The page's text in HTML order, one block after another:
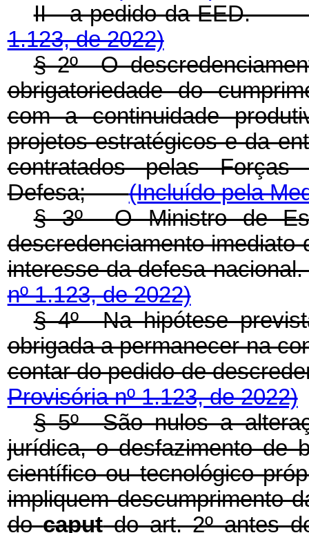
II - a pedido da
1.123, de 2022)
§ 2º O
obrigatoriedade do
com a continuidade
projetos estratégicos e da
contratados pelas
Defesa;(Incluído pela
§ 3ºO Ministro de
descredenciamento
interesse da defesa
nº 1.123, de 2022)
§ 4º Na hipótese
obrigada a permanecer na
contar do pedido de
Provisória nº 1.123, de 2022)
§ 5º São nulos a
jurídica, o desfazimento de
científico ou tecnológico
impliquem descumprimento
docaputdo art. 2º antes